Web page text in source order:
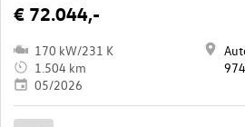
€ 72.044,-
170 kW/231 K
1.504 km
05/2026